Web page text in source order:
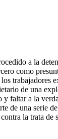
a la
como
trabajadores
de una
y faltar a la
de una serie
la trata de